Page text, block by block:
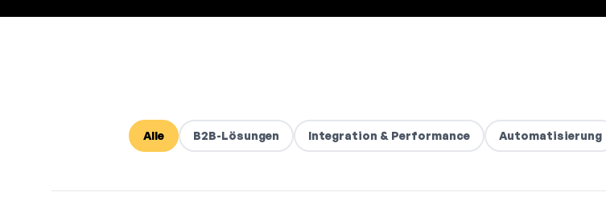
Alle B2B-Lösungen Integration & Performance Automatisierung